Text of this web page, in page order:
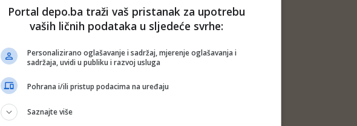
Portal depo.ba traži vaš pristanak za upotrebu
vaših ličnih podataka u sljedeće svrhe:
Personalizirano oglašavanje i sadržaj, mjerenje oglašavanja i
sadržaja, uvidi u publiku i razvoj usluga
Pohrana i/ili pristup podacima na uređaju
Saznajte više